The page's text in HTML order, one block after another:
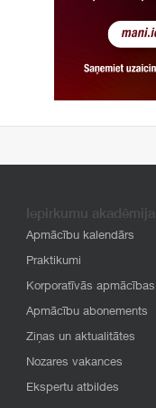
Iepirkumu akadēmija
Apmācību kalendārs
Praktikumi
Korporatīvās apmācības
Apmācību abonements
Ziņas un aktualitātes
Nozares vakances
Ekspertu atbildes